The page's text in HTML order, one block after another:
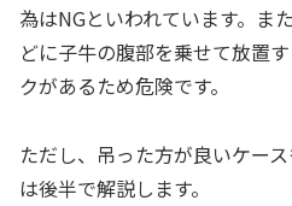
為はNGといわれています。ま
どに子牛の腹部を乗せて放置
クがあるため危険です。
ただし、吊った方が良いケー
は後半で解説します。